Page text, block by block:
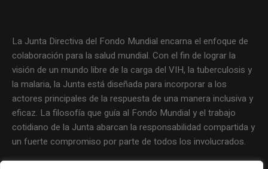
La Junta Directiva del Fondo Mundial encarna el enfoque de
colaboración para la salud mundial. Con el fin de lograr la
visión de un mundo libre de la carga del VIH, la tuberculosis y
la malaria, la Junta está diseñada para incorporar a los
actores principales de la respuesta de una manera inclusiva y
eficaz. La filosofía que guía al Fondo Mundial y el trabajo
cotidiano de la Junta abarcan la responsabilidad compartida y
un fuerte compromiso por parte de todos los involucrados.